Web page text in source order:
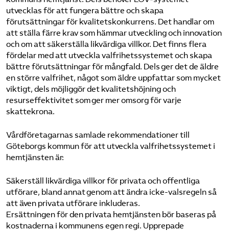
utvecklas för att fungera bättre och skapa
förutsättningar för kvalitetskonkurrens. Det handlar om
att ställa färre krav som hämmar utveckling och innovation
och om att säkerställa likvärdiga villkor. Det finns flera
fördelar med att utveckla valfrihetssystemet och skapa
bättre förutsättningar för mångfald. Dels ger det de äldre
en större valfrihet, något som äldre uppfattar som mycket
viktigt, dels möjliggör det kvalitetshöjning och
resurseffektivitet som ger mer omsorg för varje
skattekrona.
Vårdföretagarnas samlade rekommendationer till
Göteborgs kommun för att utveckla valfrihetssystemet i
hemtjänsten är:
Säkerställ likvärdiga villkor för privata och offentliga
utförare, bland annat genom att ändra icke-valsregeln så
att även privata utförare inkluderas.
Ersättningen för den privata hemtjänsten bör baseras på
kostnaderna i kommunens egen regi. Upprepade